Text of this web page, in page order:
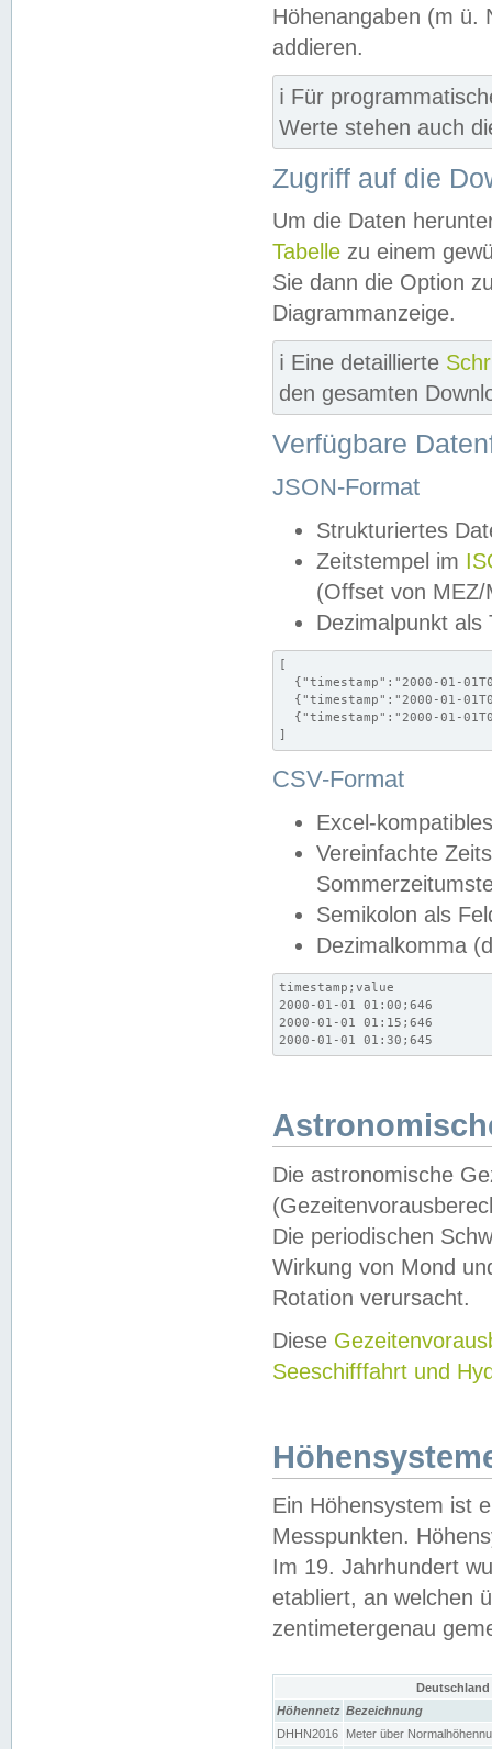
Höhenangaben (m ü.
addieren.
ℹ️ Für
Werte stehen auch
Zugriff auf die
Um die Daten
Tabelle zu einem
Sie dann die Option
Diagrammanzeige.
ℹ️ Eine detaillierte
den gesamten
Verfügbare
JSON-Format
Strukturiertes
Zeitstempel im
(Offset von MEZ/
Dezimalpunkt als
[
{"timestamp":"2000-01-
{"timestamp":"2000-01-
{"timestamp":"2000-01-
]
CSV-Format
Excel-
Vereinfachte
Semikolon als
Dezimalkomma
timestamp;value
2000-01-01 01:00;646
2000-01-01 01:15;646
2000-01-01 01:30;645
Die astronomische
Die periodischen
Wirkung von Mond
Rotation verursacht.
Diese
Seeschifffahrt und
Ein Höhensystem ist
Messpunkten.
Im 19. Jahrhundert
etabliert, an welchen
zentimetergenau
Höhennetz Bezeichnung
DHHN2016
Meter über